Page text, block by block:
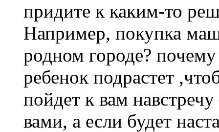
придите к каким-то
Например, покупка
родном городе?
ребенок подрастет
пойдет к вам
вами, а если будет